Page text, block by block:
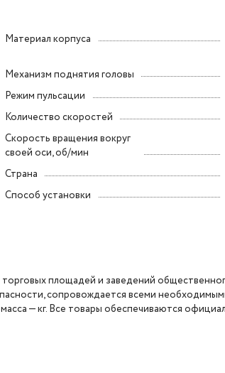
Материал корпуса
Механизм поднятия головы
Режим пульсации
Количество скоростей
Скорость вращения вокруг
своей оси, об/мин
Страна
Способ установки
площадей и заведений
сопровождается всеми
— кг. Все товары обеспечиваются